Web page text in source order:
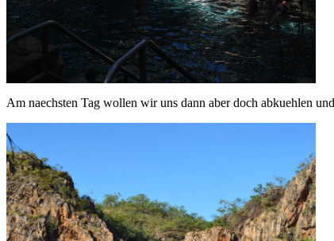
Am naechsten Tag wollen wir uns dann aber doch abkuehlen